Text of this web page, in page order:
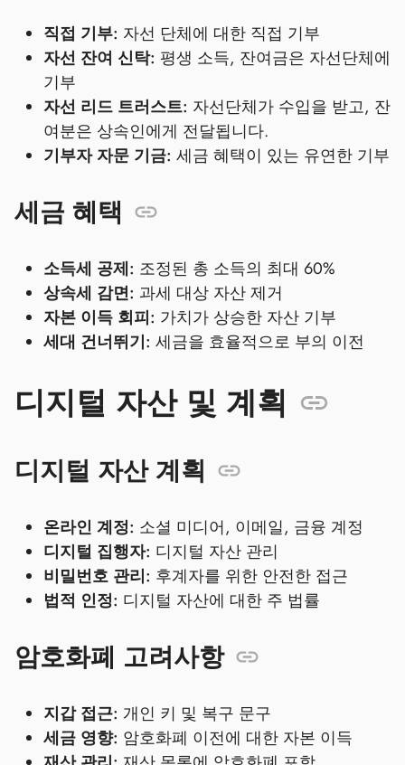
직접 기부: 자선 단체에 대한 직접 기부
자선 잔여 신탁: 평생 소득, 잔여금은 자선단체에
기부
자선 리드 트러스트: 자선단체가 수입을 받고, 잔
여분은 상속인에게 전달됩니다.
기부자 자문 기금: 세금 혜택이 있는 유연한 기부
세금 혜택
소득세 공제: 조정된 총 소득의 최대 60%
상속세 감면: 과세 대상 자산 제거
자본 이득 회피: 가치가 상승한 자산 기부
세대 건너뛰기: 세금을 효율적으로 부의 이전
디지털 자산 및 계획
디지털 자산 계획
온라인 계정: 소셜 미디어, 이메일, 금융 계정
디지털 집행자: 디지털 자산 관리
비밀번호 관리: 후계자를 위한 안전한 접근
법적 인정: 디지털 자산에 대한 주 법률
암호화폐 고려사항
지갑 접근: 개인 키 및 복구 문구
세금 영향: 암호화폐 이전에 대한 자본 이득